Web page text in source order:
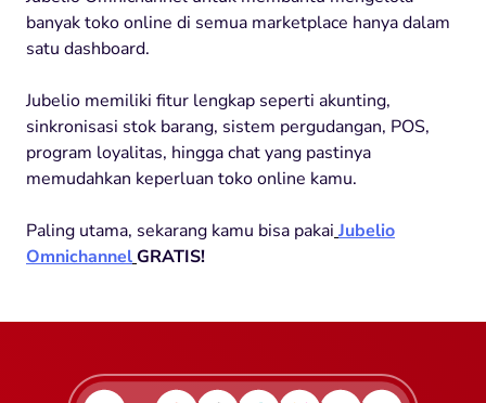
banyak toko online di semua marketplace hanya dalam
satu dashboard.
Jubelio memiliki fitur lengkap seperti akunting,
sinkronisasi stok barang, sistem pergudangan, POS,
program loyalitas, hingga chat yang pastinya
memudahkan keperluan toko online kamu.
Paling utama, sekarang kamu bisa pakai Jubelio
OmnichannelGRATIS!